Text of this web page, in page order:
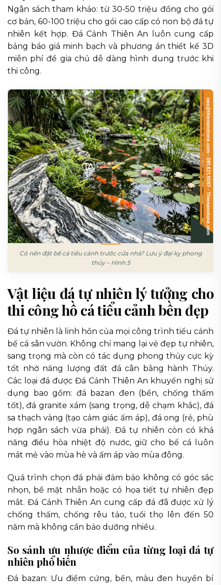
Ngân sách tham khảo: từ 30-50 triệu đồng cho gói
cơ bản, 60-100 triệu cho gói cao cấp có non bộ đá tự
nhiên kết hợp. Đá Cảnh Thiên An luôn cung cấp
bảng báo giá minh bạch và phương án thiết kế 3D
miễn phí để gia chủ dễ dàng hình dung trước khi
thi công.
Có nên đặt bể cá tiểu cảnh trước cửa nhà? Lưu ý đại kỵ phong
thủy – Hình 5
Vật liệu đá tự nhiên lý tưởng cho
thi công hồ cá tiểu cảnh bền đẹp
Đá tự nhiên là linh hồn của mọi công trình tiểu cảnh
bể cá sân vườn. Không chỉ mang lại vẻ đẹp tự nhiên,
sang trọng mà còn có tác dụng phong thủy cực kỳ
tốt nhờ năng lượng đất đá cân bằng hành Thủy.
Các loại đá được Đá Cảnh Thiên An khuyến nghị sử
dụng bao gồm: đá bazan đen (bền, chống thấm
tốt), đá granite xám (sang trọng, dễ chạm khắc), đá
sa thạch vàng (tạo cảm giác ấm áp), đá ong (rẻ, phù
hợp ngân sách vừa phải). Đá tự nhiên còn có khả
năng điều hòa nhiệt độ nước, giữ cho bể cá luôn
mát mẻ vào mùa hè và ấm áp vào mùa đông.
Quá trình chọn đá phải đảm bảo không có góc sắc
nhọn, bề mặt nhẵn hoặc có họa tiết tự nhiên đẹp
mắt. Đá Cảnh Thiên An cung cấp đá đã được xử lý
chống thấm, chống rêu tảo, tuổi thọ lên đến 50
năm mà không cần bảo dưỡng nhiều.
So sánh ưu nhược điểm của từng loại đá tự
nhiên phổ biến
Đá bazan: Ưu điểm cứng, bền, màu đen huyền bí